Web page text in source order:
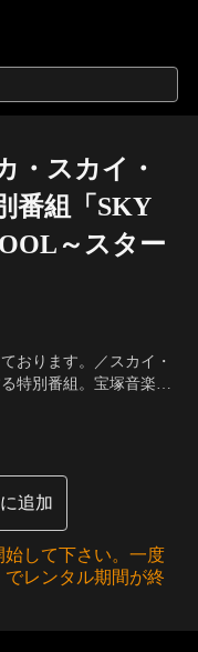
・スカイ・
番組「SKY
～スター
おります。／スカイ・
特別番組。宝塚音楽学
追加
始して下さい。一度
レンタル期間が終